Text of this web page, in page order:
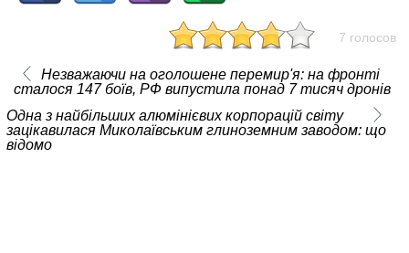
7 голосов
Незважаючи на оголошене перемир'я: на фронті
сталося 147 боїв, РФ випустила понад 7 тисяч дронів
Одна з найбільших алюмінієвих корпорацій світу
зацікавилася Миколаївським глиноземним заводом: що
відомо